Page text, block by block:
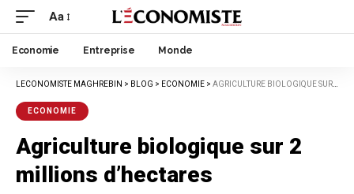
Aa
Economie Entreprise Monde
LECONOMISTE MAGHREBIN > BLOG > ECONOMIE > AGRICULTURE BIOLOGIQUE SUR 2 MILLIONS D’HECTARES
ECONOMIE
Agriculture biologique sur 2
millions d’hectares